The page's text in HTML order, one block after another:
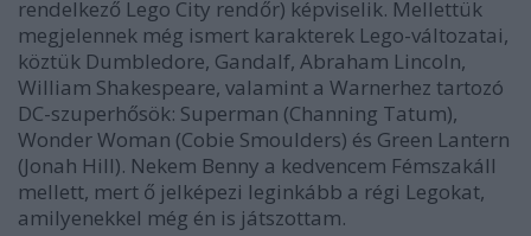
rendelkező Lego City rendőr) képviselik. Mellettük
megjelennek még ismert karakterek Lego-változatai,
köztük Dumbledore, Gandalf, Abraham Lincoln,
William Shakespeare, valamint a Warnerhez tartozó
DC-szuperhősök: Superman (Channing Tatum),
Wonder Woman (Cobie Smoulders) és Green Lantern
(Jonah Hill). Nekem Benny a kedvencem Fémszakáll
mellett, mert ő jelképezi leginkább a régi Legokat,
amilyenekkel még én is játszottam.